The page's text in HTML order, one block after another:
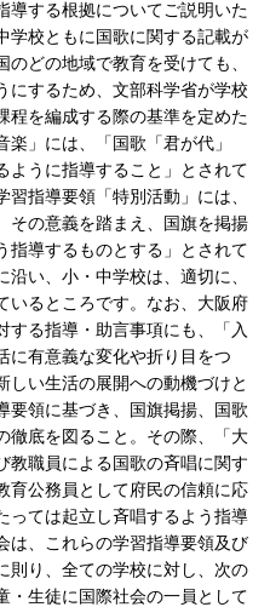
導する根拠についてご説明いた
学校ともに国歌に関する記載が
どの地域で教育を受けても、
にするため、文部科学省が学校
程を編成する際の基準を定めた
」には、「国歌「君が代」
ように指導すること」とされて
指導要領「特別活動」には、
その意義を踏まえ、国旗を掲揚
指導するものとする」とされて
い、小・中学校は、適切に、
いるところです。なお、大阪府
する指導・助言事項にも、「入
に有意義な変化や折り目をつ
しい生活の展開への動機づけと
要領に基づき、国旗掲揚、国歌
徹底を図ること。その際、「大
教職員による国歌の斉唱に関す
育公務員として府民の信頼に応
っては起立し斉唱するよう指導
は、これらの学習指導要領及び
則り、全ての学校に対し、次の
・生徒に国際社会の一員として